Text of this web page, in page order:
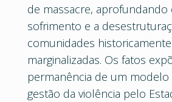
de massacre,
sofrimento e a
comunidades historicamente
marginalizadas. Os fatos
permanência de um
gestão da violência pelo